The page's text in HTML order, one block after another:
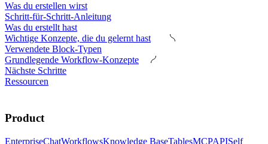
Was du erstellen wirst
Schritt-für-Schritt-Anleitung
Was du erstellt hast
Wichtige Konzepte, die du gelernt hast
Verwendete Block-Typen
Grundlegende Workflow-Konzepte
Nächste Schritte
Ressourcen
Product
EnterpriseChatWorkflowsKnowledge BaseTablesMCPAPISelf